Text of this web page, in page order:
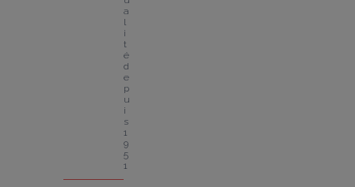
a
l
i
t
é
d
e
p
u
i
s
1
9
5
1